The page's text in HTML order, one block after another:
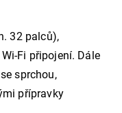
32 palců),
Fi připojení. Dále
sprchou,
přípravky